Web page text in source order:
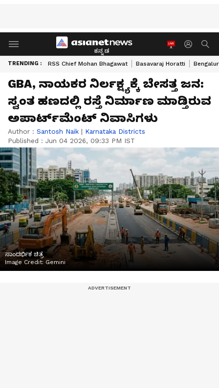
ಕನ್ನಡ
TRENDING : RSS Chief Mohan Bhagawat Basavaraj Horatti
GBA, ನಾಯಕರ ನಿರ್ಲಕ್ಷ್ಯಕ್ಕೆ ಬೇಸತ್ತ ಜನ:
ಸ್ವಂತ ಹಣದಲ್ಲಿ ರಸ್ತೆ ನಿರ್ಮಾಣ ಮಾಡ್ತಿರುವ
ಅಪಾರ್ಟ್‌ಮೆಂಟ್‌ ನಿವಾಸಿಗಳು
Author : Santosh Naik | Karnataka Districts
Published : Jun 04 2026, 09:33 PM IST
ಸಾಂದರ್ಭಿಕ ಚಿತ್ರ
Image Credit: Gemini